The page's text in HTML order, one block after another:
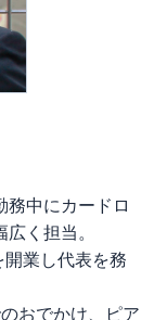
務中にカードロ
く担当。
業し代表を務
おでかけ、ピア